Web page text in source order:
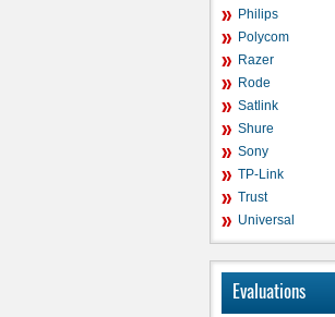
Philips
Polycom
Razer
Rode
Satlink
Shure
Sony
TP-Link
Trust
Universal
Evaluations